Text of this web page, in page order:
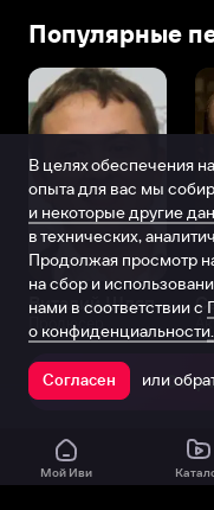
Популярные
Виталий Шляппо
Продюсер
Мой Иви
В целях обеспечения
опыта для вас мы
и некоторые другие
в технических,
Продолжая просмотр
на сбор и
нами в соответствии с
о конфиденциальности.
Согласен или